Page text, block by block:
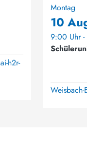
h2r-
Montag
10
9:00 Uhr
Weisbach-